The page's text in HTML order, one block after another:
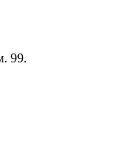
99.